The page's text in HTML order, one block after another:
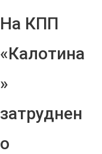
На КПП
«Калотина
»
затруднен
о